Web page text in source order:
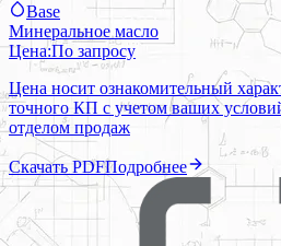
Base
Минеральное масло
Цена:По запросу
Цена носит ознакомительный
точного КП с учетом ваших
отделом продаж
Скачать PDFПодробнее